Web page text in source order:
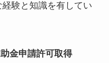
験と知識を有してい
金申請許可取得